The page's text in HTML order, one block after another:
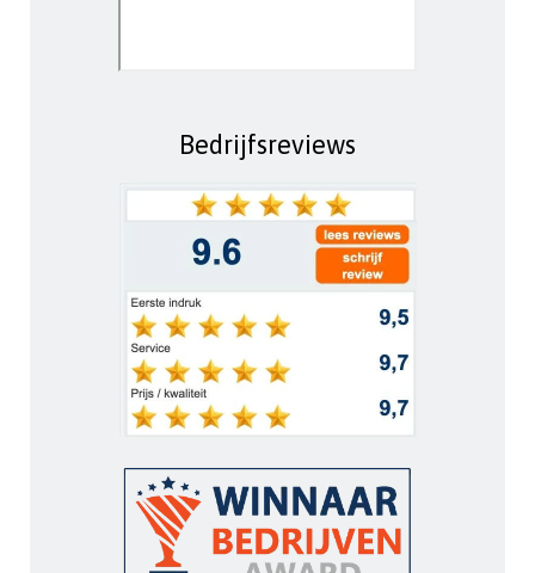
Bedrijfsreviews